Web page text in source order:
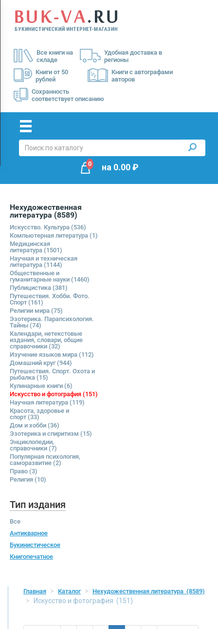
Все книги на
складе
Удобная доставка в
регионы
Книги от 50
рублей
Книги с автографами
авторов
Сохранность
соответствует описанию
Menu
Доставка
Оплата
0 на 0.00₽
Нехудожественная
литература (8589)
Искусство. Культура (536)
Компьютерная литература (1)
Медицинская
литература (1501)
Научная и техническая
литература (1144)
Общественные и
гуманитарные науки (1460)
Публицистика (381)
Путешествия. Хобби. Фото.
Спорт(161)
Религии мира (75)
Эзотерика. Парапсихология.
Тайны (74)
Календари, нетекстовые
издания, словари, общие
справочники (32)
Изучение языков мира (112)
Домашний круг(944)
Путешествия. Спорт. Охота и
рыбалка (15)
Кулинарные книги (6)
Искусство и фотография (151)
Научная литература (119)
Красота, здоровье и
спорт(33)
Дом и хобби (36)
Эзотерика и спиритизм (15)
Энциклопедии,
справочники (7)
Популярная психология,
саморазвитие (2)
Право (3)
Религия (10)
Тип издания
Все
Антикварное
Букинистическое
Книгопечатное
Главная Каталог Нехудожественная литература (8589)
Искусство и фотография (151)